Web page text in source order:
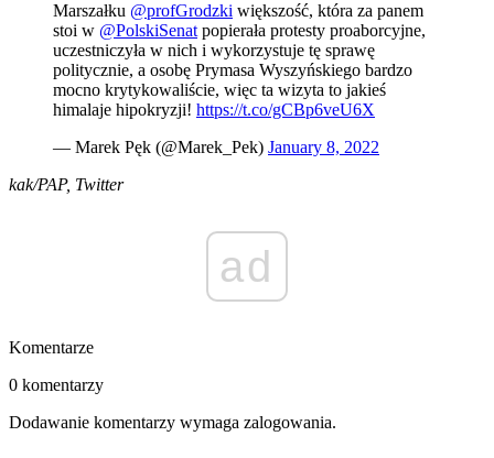
Marszałku @profGrodzki większość, która za panem
stoi w @PolskiSenatpopierała protesty proaborcyjne,
uczestniczyła w nich i wykorzystuje tę sprawę
politycznie, a osobę Prymasa Wyszyńskiego bardzo
mocno krytykowaliście, więc ta wizyta to jakieś
himalaje hipokryzji! https://t.co/gCBp6veU6X
— Marek Pęk (@Marek_Pek) January 8, 2022
kak/PAP, Twitter
ad
Komentarze
0 komentarzy
Dodawanie komentarzy wymaga zalogowania.